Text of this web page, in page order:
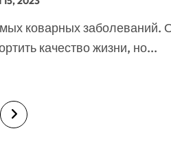
качество жизни, но...